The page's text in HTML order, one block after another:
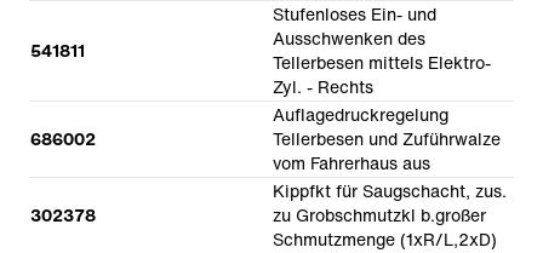
541811
Stufenloses Ein- und
Ausschwenken des
Tellerbesen mittels Elektro-
Zyl. - Rechts
686002
Auflagedruckregelung
Tellerbesen und Zuführwalze
vom Fahrerhaus aus
302378
Kippfkt für Saugschacht, zus.
zu Grobschmutzkl b.großer
Schmutzmenge (1xR/L,2xD)